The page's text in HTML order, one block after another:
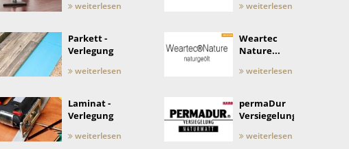
weiterlesen
Parkett -
Verlegung
weiterlesen
Laminat -
Verlegung
weiterlesen
weiterlesen
Weartec
Nature...
weiterlesen
permaDur
Versiegelung
weiterlesen